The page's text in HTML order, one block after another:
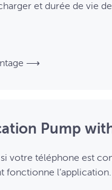
et durée de vie
⟶
Pump
votre téléphone est
fonctionne l’application.